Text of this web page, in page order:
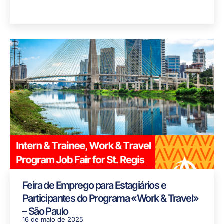
Feira de Emprego para Estagiários e
Participantes do Programa «Work & Travel»
– São Paulo
16 de maio de 2025